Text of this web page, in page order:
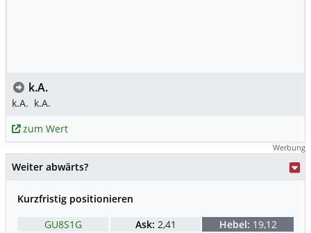
k.A.
k.A. k.A.
zum Wert
Werbung
Weiter abwärts?
Kurzfristig positionieren
GU8S1G
Ask: 2,41 Hebel: 19,12